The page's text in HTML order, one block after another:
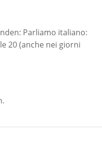
Parliamo italiano:
20 (anche nei giorni